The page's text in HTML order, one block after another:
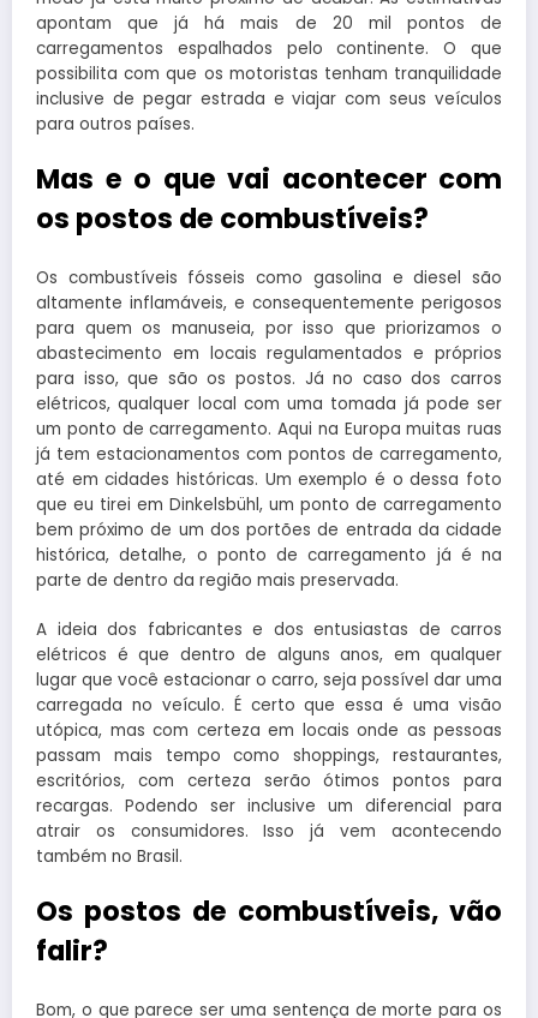
apontam que já há mais de 20 mil pontos de
carregamentos espalhados pelo continente. O que
possibilita com que os motoristas tenham tranquilidade
inclusive de pegar estrada e viajar com seus veículos
para outros países.
Mas e o que vai acontecer com
os postos de combustíveis?
Os combustíveis fósseis como gasolina e diesel são
altamente inflamáveis, e consequentemente perigosos
para quem os manuseia, por isso que priorizamos o
abastecimento em locais regulamentados e próprios
para isso, que são os postos. Já no caso dos carros
elétricos, qualquer local com uma tomada já pode ser
um ponto de carregamento. Aqui na Europa muitas ruas
já tem estacionamentos com pontos de carregamento,
até em cidades históricas. Um exemplo é o dessa foto
que eu tirei em Dinkelsbühl, um ponto de carregamento
bem próximo de um dos portões de entrada da cidade
histórica, detalhe, o ponto de carregamento já é na
parte de dentro da região mais preservada.
A ideia dos fabricantes e dos entusiastas de carros
elétricos é que dentro de alguns anos, em qualquer
lugar que você estacionar o carro, seja possível dar uma
carregada no veículo. É certo que essa é uma visão
utópica, mas com certeza em locais onde as pessoas
passam mais tempo como shoppings, restaurantes,
escritórios, com certeza serão ótimos pontos para
recargas. Podendo ser inclusive um diferencial para
atrair os consumidores. Isso já vem acontecendo
também no Brasil.
Os postos de combustíveis, vão
falir?
Bom, o que parece ser uma sentença de morte para os